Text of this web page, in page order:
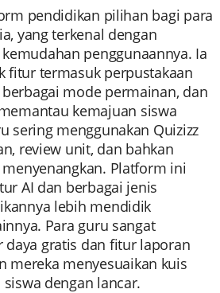
pendidikan pilihan bagi para
yang terkenal dengan
penggunaannya. Ia
fitur termasuk perpustakaan
mode permainan, dan
kemajuan siswa
sering menggunakan Quizizz
review unit, dan bahkan
Platform ini
AI dan berbagai jenis
lebih mendidik
Para guru sangat
daya gratis dan fitur laporan
mereka menyesuaikan kuis
dengan lancar.